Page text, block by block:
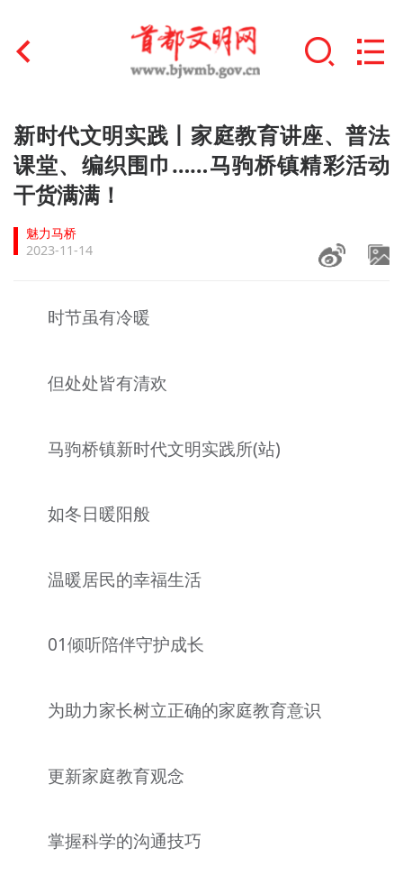
首页
文明创建
+
文明实践
文明培育
+
身边好人
宣传思想文化人才
新时代文明实践丨家庭教育讲座、普法
课堂、编织围巾……马驹桥镇精彩活动
干货满满！
魅力马桥
2023-11-14
时节虽有冷暖
但处处皆有清欢
马驹桥镇新时代文明实践所(站)
如冬日暖阳般
温暖居民的幸福生活
01倾听陪伴守护成长
为助力家长树立正确的家庭教育意识
更新家庭教育观念
掌握科学的沟通技巧